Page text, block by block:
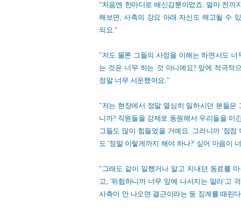
"처음엔 한마디로 배신감뿐이었죠. 얼마 전
해보면, 사측의 강요 아래 자신도 해고될 수
되요."
"저도 물론 그들의 사정을 이해는 하면서도
는 것은 너무 하는 것 아니에요? 앞에 적극적
정말 너무 서운했어요."
"저는 현장에서 정말 열심히 일하시던 분들은
니까? 직원들을 강제로 동원해서 우리들을 이
그들도 많이 힘들었을 거예요. 그러니까 '점
도 '정말 이렇게까지 해야 하나?' 싶어 마음이
"그래도 같이 일했거나 알고 지내던 동료를
고, '위험하니까 너무 앞에 나서지는 말라'고
사측이 안 나오면 결근이라는 둥 징계를 때린